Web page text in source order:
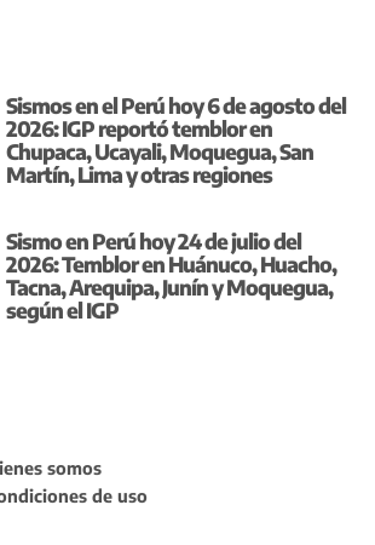
Sismos en el Perú hoy 6 de agosto del
2026: IGP reportó temblor en
Chupaca, Ucayali, Moquegua, San
Martín, Lima y otras regiones
Sismo en Perú hoy 24 de julio del
2026: Temblor en Huánuco, Huacho,
Tacna, Arequipa, Junín y Moquegua,
según el IGP
somos
de uso